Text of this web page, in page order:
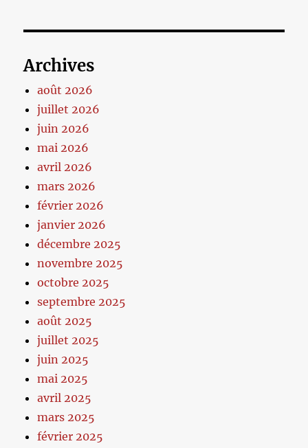
Archives
août 2026
juillet 2026
juin 2026
mai 2026
avril 2026
mars 2026
février 2026
janvier 2026
décembre 2025
novembre 2025
octobre 2025
septembre 2025
août 2025
juillet 2025
juin 2025
mai 2025
avril 2025
mars 2025
février 2025